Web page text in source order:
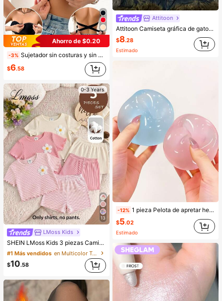
Ahorro de $0.20
-3% Sujetador sin costuras y sin aros para mujer, sexy con laterales antideslizantes, almohadillas extraíbles y espalda cruzada, sin tirantes, comodidad todo el día
$6.58
0-3 Years
13
LMoss Kids
SHEIN LMoss Kids 3 piezas Camisetas de punto casual de cuello redondo para niña bebé, adorables con estampado floral y de rayas
#1 Más vendidos
en Multicolor Tops para niñas
$10.58
Attitoon
Attitoon Camiseta gráfica de gato negro minimalista y casual, camiseta de manga corta con bloques de color retro para mujer, adecuada para el verano
$8.28
Estimado
-12% 1 pieza Pelota de apretar hecha a mano con aceite de coco, maleable y de rebote lento, juguete para aliviar la ansiedad, juguete para la punta de los dedos, alivio de la presión de la mano, juguete de Pascua, juguete para apretar, juguete para aliviar el estrés, ansiedad y relajación, regalo para fiestas, relleno de bolsa de regalo, premio, cumpleaños, juguete suave y esponjoso
$5.02
Estimado